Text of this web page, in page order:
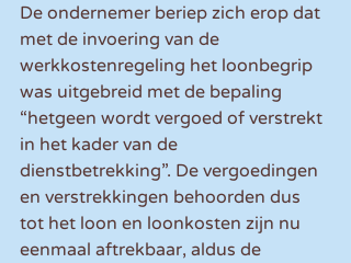
De ondernemer beriep zich erop dat
met de invoering van de
werkkostenregeling het loonbegrip
was uitgebreid met de bepaling
“hetgeen wordt vergoed of verstrekt
in het kader van de
dienstbetrekking”. De vergoedingen
en verstrekkingen behoorden dus
tot het loon en loonkosten zijn nu
eenmaal aftrekbaar, aldus de